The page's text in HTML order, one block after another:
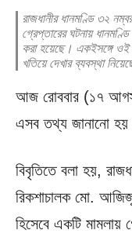
রাজধানীর ধানমণ্ডি ৩২
গ্রেপ্তারের ঘটনায়
করা হয়েছে। একইসঙ্গে ওই
খতিয়ে দেখার ব্যবস্থা
আজ রোববার (১৭
এসব তথ্য জানানো
বিবৃতিতে বলা হয়,
রিকশাচালক মো.
হিসেবে একটি মামলায়